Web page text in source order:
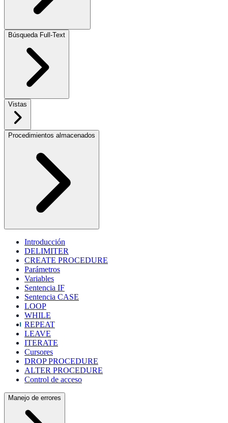
Búsqueda Full-Text
Vistas
Procedimientos almacenados
Introducción
DELIMITER
CREATE PROCEDURE
Parámetros
Variables
Sentencia IF
Sentencia CASE
LOOP
WHILE
REPEAT
LEAVE
ITERATE
Cursores
DROP PROCEDURE
ALTER PROCEDURE
Control de acceso
Manejo de errores